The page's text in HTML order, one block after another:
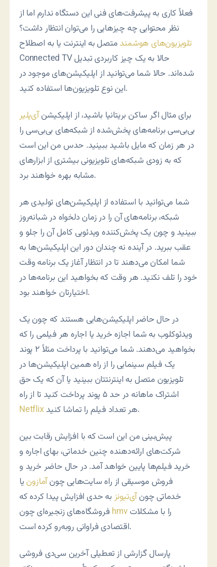
فعلاً کاری به پیشرفت‌های فنی این دستگاه ندارم اما از
نظر محتوایی چه چیزهایی را می‌توان انتظار داشت؟
تلویزیون‌های هوشمند متصل به اینترنت یا به اصطلاح
Connected TV حالا به یک چیز کاربردی تبدیل
شده‌اند. حالا شما می‌توانید از اپلیکیشن‌های موجود در
این نوع تلویزیون‌ها استفاده کنید.
برای مثال اگر ساکن بریتانیا باشید، از اپلیکیشنآی‌پلیر
بی‌بی‌سی برنامه‌های پخش‌شده از شبکه‌های بی‌بی‌سی را
در هر زمان که مایل باشید ببینید. حدس من این است
که به زودی شبکه‌های تلویزیونی بیشتری از ابزارهای
مشابه بهره خواهند برد.
شما می‌توانید با استفاده از اپلیکیشن‌های تولیدی هر
شبکه، برنامه‌های آن را در زمان دلخواه در شبانه‌روز
ببینید و چون یک پخش‌کننده ویدئویی کامل آن را جلو و
عقب ببرید. در آینده نه چندان دور این اپلیکیشن‌ها به
شما امکان می‌دهند تا در انتظار آغاز یک برنامه وقت
خود را تلف نکنید. هر وقت که بخواهید این برنامه‌ها در
اختیارتان خواهند بود.
در حال حاضر اپلیکیشن‌هایی هستند که چون یک
ویدئوکلوب به شما اجازه خرید یا اجاره هر فیلمی را که
بخواهید می‌دهند. شما می‌توانید با پرداخت مثلاً ۲ پوند
یک فیلم سینمایی را از راه همین اپلیکیشن‌ها در
تلویزیون متصل به اینترنتتان ببینید یا آن که یک حق
اشتراک ماهانه در حد ۵ پوند پرداخت کنید تا از راه
Netflix
هر تعداد فیلم را تماشا کنید.
پیش‌بینی من این است که با افزایش رقابت بین
شرکت‌های ارائه‌دهنده چنین خدماتی، بهای اجاره و
خرید فیلم‌ها پایین خواهد آمد. در حال حاضر خرید و
فروش موسیقی از راه سایت‌هایی چونآمازونیا
خدماتی چونآی‌تیونز به حدی افزایش پیدا کرده که
hmvرا با مشکلات
اقتصادی فراوانی روبه‌رو کرده است.
پارسال گزارشی از تعطیلی آخرین سی‌دی فروشی